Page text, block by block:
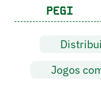
PEGI
Jogos